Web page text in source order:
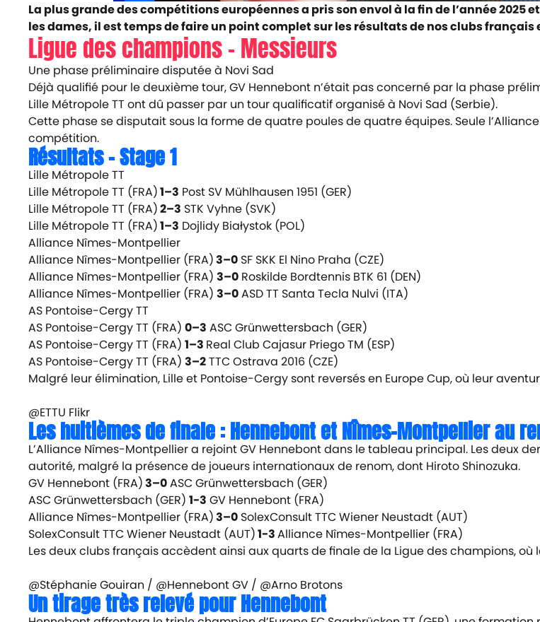
La plus grande des compétitions européennes a pris son envol à la fin de l’année 2025
les dames, il est temps de faire un point complet sur les résultats de nos clubs
Ligue des champions – Messieurs
Une phase préliminaire disputée à Novi Sad
Déjà qualifié pour le deuxième tour, GV Hennebont n’était pas concerné par la phase
Lille Métropole TT ont dû passer par un tour qualificatif organisé à Novi Sad (Serbie).
Cette phase se disputait sous la forme de quatre poules de quatre équipes. Seule
compétition.
Résultats – Stage 1
Lille Métropole TT
Lille Métropole TT (FRA)1–3 Post SV Mühlhausen 1951 (GER)
Lille Métropole TT (FRA)2–3 STK Vyhne (SVK)
Lille Métropole TT (FRA)1–3 Dojlidy Białystok (POL)
Alliance Nîmes-Montpellier
Alliance Nîmes-Montpellier (FRA)3–0 SF SKK El Nino Praha (CZE)
Alliance Nîmes-Montpellier (FRA) 3–0 Roskilde Bordtennis BTK 61 (DEN)
Alliance Nîmes-Montpellier (FRA) 3–0ASD TT Santa Tecla Nulvi (ITA)
AS Pontoise-Cergy TT
AS Pontoise-Cergy TT (FRA) 0–3 ASC Grünwettersbach (GER)
AS Pontoise-Cergy TT (FRA) 1–3 Real Club Cajasur Priego TM (ESP)
AS Pontoise-Cergy TT (FRA) 3–2TTC Ostrava 2016 (CZE)
Malgré leur élimination, Lille et Pontoise-Cergy sont reversés en Europe Cup, où leur
@ETTU Flikr
Les huitièmes de finale : Hennebont et Nîmes-Montpellier au
L’Alliance Nîmes-Montpellier a rejoint GV Hennebont dans le tableau principal. Les deux
autorité, malgré la présence de joueurs internationaux de renom, dont Hiroto Shinozuka.
GV Hennebont (FRA)3–0ASC Grünwettersbach (GER)
ASC Grünwettersbach (GER) 1-3 GV Hennebont (FRA)
Alliance Nîmes-Montpellier (FRA)3–0 SolexConsult TTC Wiener Neustadt (AUT)
SolexConsult TTC Wiener Neustadt (AUT)1-3Alliance Nîmes-Montpellier (FRA)
Les deux clubs français accèdent ainsi aux quarts de finale de la Ligue des champions, où
@Stéphanie Gouiran / @Hennebont GV / @Arno Brotons
Un tirage très relevé pour Hennebont